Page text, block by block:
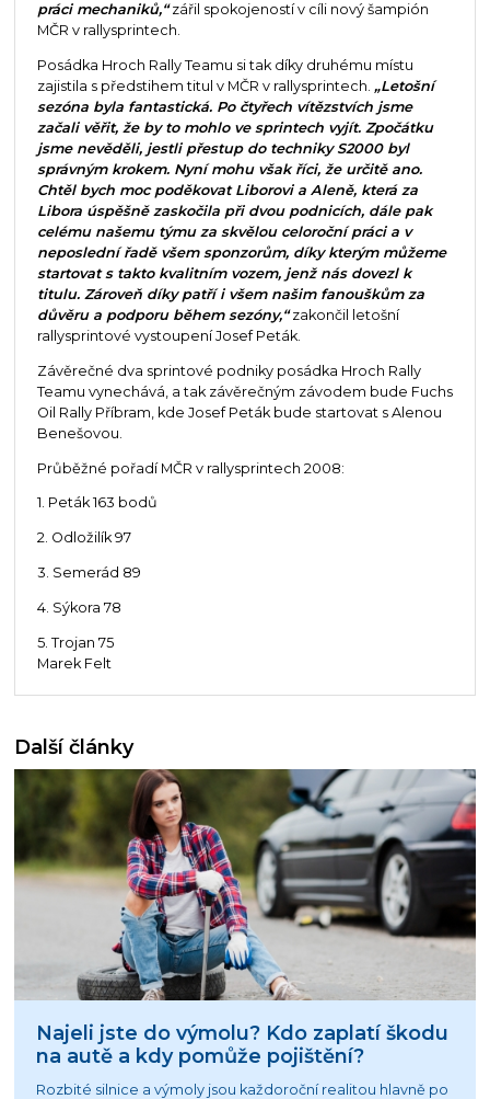
práci mechaniků,“zářil spokojeností v cíli nový šampión
MČR v rallysprintech.
Posádka Hroch Rally Teamu si tak díky druhému místu
zajistila s předstihem titul v MČR v rallysprintech. „Letošní
sezóna byla fantastická. Po čtyřech vítězstvích jsme
začali věřit, že by to mohlo ve sprintech vyjít. Zpočátku
jsme nevěděli, jestli přestup do techniky S2000 byl
správným krokem. Nyní mohu však říci, že určitě ano.
Chtěl bych moc poděkovat Liborovi a Aleně, která za
Libora úspěšně zaskočila při dvou podnicích, dále pak
celému našemu týmu za skvělou celoroční práci a v
neposlední řadě všem sponzorům, díky kterým můžeme
startovat s takto kvalitním vozem, jenž nás dovezl k
titulu. Zároveň díky patří i všem našim fanouškům za
důvěru a podporu během sezóny,“zakončil letošní
rallysprintové vystoupení Josef Peták.
Závěrečné dva sprintové podniky posádka Hroch Rally
Teamu vynechává, a tak závěrečným závodem bude Fuchs
Oil Rally Příbram, kde Josef Peták bude startovat s Alenou
Benešovou.
Průběžné pořadí MČR v rallysprintech 2008:
1. Peták 163 bodů
2. Odložilík 97
3. Semerád 89
4. Sýkora 78
5. Trojan 75
Marek Felt
Další články
Najeli jste do výmolu? Kdo zaplatí škodu
na autě a kdy pomůže pojištění?
Rozbité silnice a výmoly jsou každoroční realitou hlavně po